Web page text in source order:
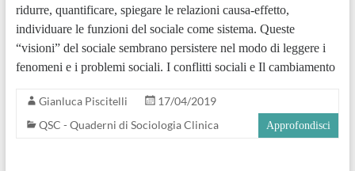
ridurre, quantificare, spiegare le relazioni causa-effetto,
individuare le funzioni del sociale come sistema. Queste
“visioni” del sociale sembrano persistere nel modo di leggere i
fenomeni e i problemi sociali. I conflitti sociali e Il cambiamento
Gianluca Piscitelli
17/04/2019
QSC - Quaderni di Sociologia Clinica
Approfondisci